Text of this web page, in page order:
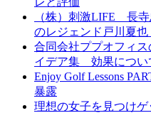
（株）刺激LIFE 長
のレジェンド戸川夏
合同会社ププオフィ
イデア集 効果につい
Enjoy Golf Lessons
暴露
理想の女子を見つけ